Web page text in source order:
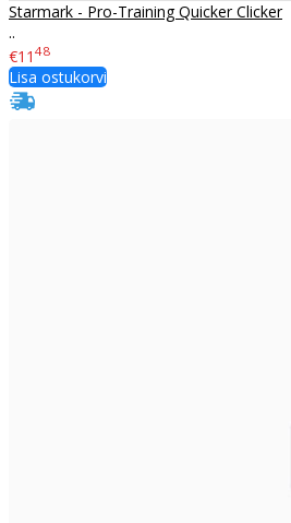
Starmark - Pro-Training Quicker Clicker
..
€11 48
Lisa ostukorvi